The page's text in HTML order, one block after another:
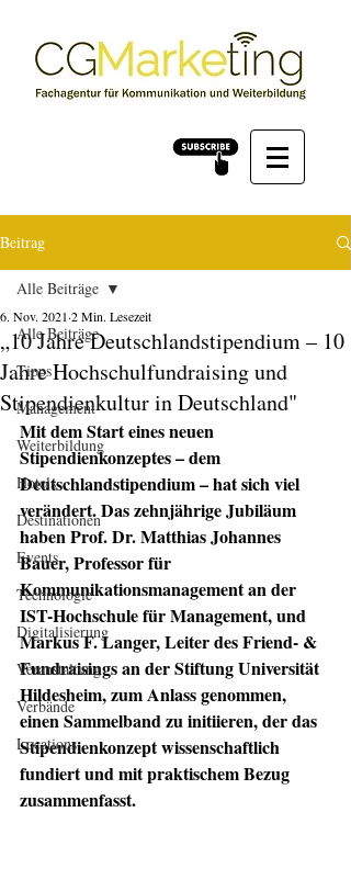
Beitrag
Alle Beiträge
Tipps
Management
Weiterbildung
Hotels
Destinationen
Events
Technologie
Digitalisierung
Veranstaltung
Verbände
Locations
Alle Beiträge
„10 Jahre Deutschlandstipendium – 10
Jahre Hochschulfundraising und
Stipendienkultur in Deutschland"
6. Nov. 2021 2 Min. Lesezeit
Mit dem Start eines neuen
Stipendienkonzeptes – dem
Deutschlandstipendium – hat sich viel
verändert. Das zehnjährige Jubiläum
haben Prof. Dr. Matthias Johannes
Bauer, Professor für
Kommunikationsmanagement an der
IST-Hochschule für Management, und
Markus F. Langer, Leiter des Friend- &
Fundraisings an der Stiftung Universität
Hildesheim, zum Anlass genommen,
einen Sammelband zu initiieren, der das
Stipendienkonzept wissenschaftlich
fundiert und mit praktischem Bezug
zusammenfasst.